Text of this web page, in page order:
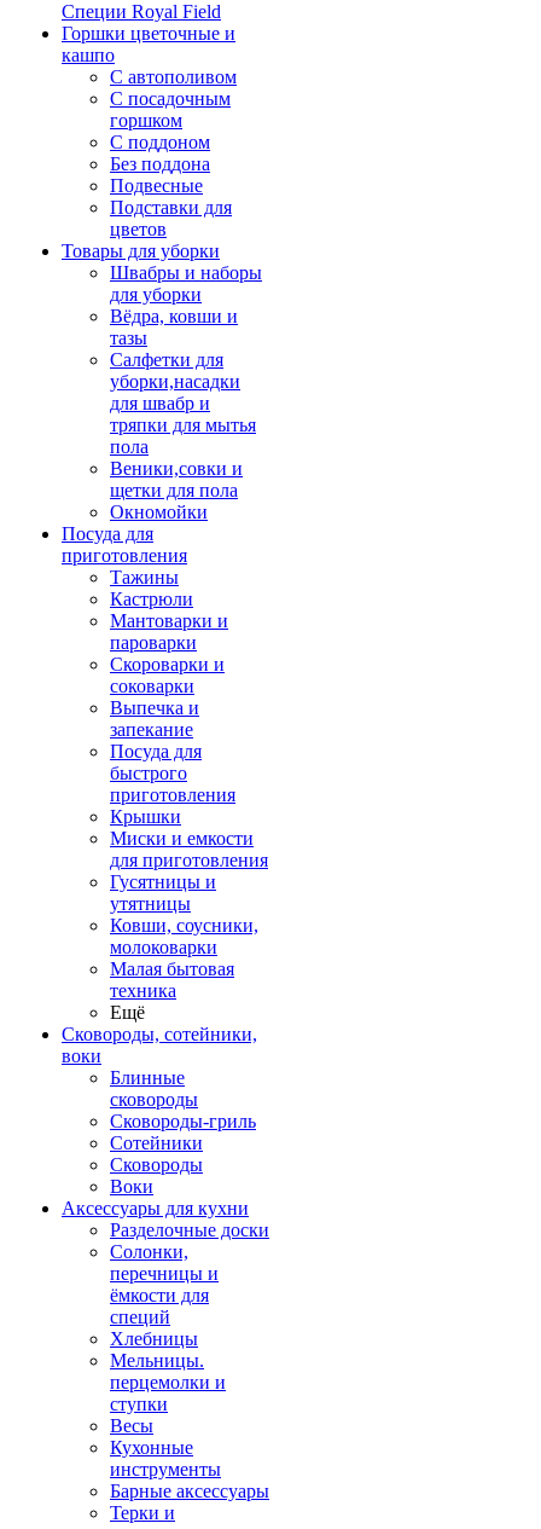
Специи Royal Field
Горшки цветочные и
кашпо
С автополивом
С посадочным
горшком
С поддоном
Без поддона
Подвесные
Подставки для
цветов
Товары для уборки
Швабры и наборы
для уборки
Вёдра, ковши и
тазы
Салфетки для
уборки,насадки
для швабр и
тряпки для мытья
пола
Веники,совки и
щетки для пола
Окномойки
Посуда для
приготовления
Тажины
Кастрюли
Мантоварки и
пароварки
Скороварки и
соковарки
Выпечка и
запекание
Посуда для
быстрого
приготовления
Крышки
Миски и емкости
для приготовления
Гусятницы и
утятницы
Ковши, соусники,
молоковарки
Малая бытовая
техника
Ещё
Сковороды, сотейники,
воки
Блинные
сковороды
Сковороды-гриль
Сотейники
Сковороды
Воки
Аксессуары для кухни
Разделочные доски
Солонки,
перечницы и
ёмкости для
специй
Хлебницы
Мельницы.
перцемолки и
ступки
Весы
Кухонные
инструменты
Барные аксессуары
Терки и